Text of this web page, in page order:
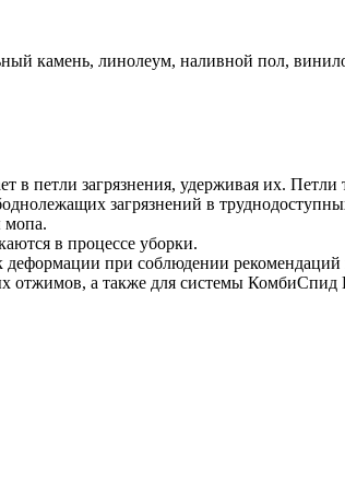
камень, линолеум, наливной пол,
в петли загрязнения, удерживая их.
загрязнений в
мопа.
в процессе уборки.
при соблюдении
отжимов, а также для системы КомбиСпид